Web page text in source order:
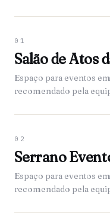
01
Salão de Atos
Espaço para eventos
recomendado pela
02
Serrano
Espaço para eventos
recomendado pela